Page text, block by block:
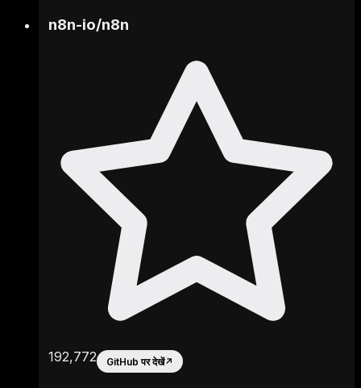
n8n-io/n8n
192,772 GitHub पर देखें↗